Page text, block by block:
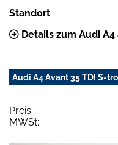
Standort
Details zum Audi
Audi A4 Avant 35 TDI S-
Preis:
MWSt: